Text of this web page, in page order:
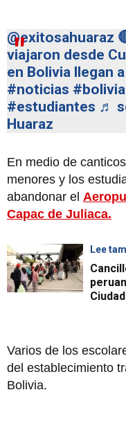
@exitosahuaraz
viajaron desde
en Bolivia llegan
#noticias #bolivia
#estudiantes ♬
Huaraz
En medio de
menores y los
abandonar el
Capac de Juliaca.
Lee
Varios de los
del establecimiento
Bolivia.